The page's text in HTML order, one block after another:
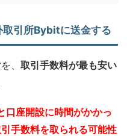
取引所Bybitに送金する
、 取引手数料が最も安い
口座開設に時間がかかっ
手数料を取られる可能性